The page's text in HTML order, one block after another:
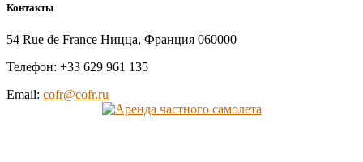
Контакты
54 Rue de France Ницца, Франция 060000
Телефон: +33 629 961 135
Email: cofr@cofr.ru